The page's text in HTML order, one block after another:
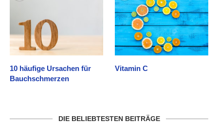
10 häufige Ursachen für
Bauchschmerzen
Vitamin C
DIE BELIEBTESTEN BEITRÄGE